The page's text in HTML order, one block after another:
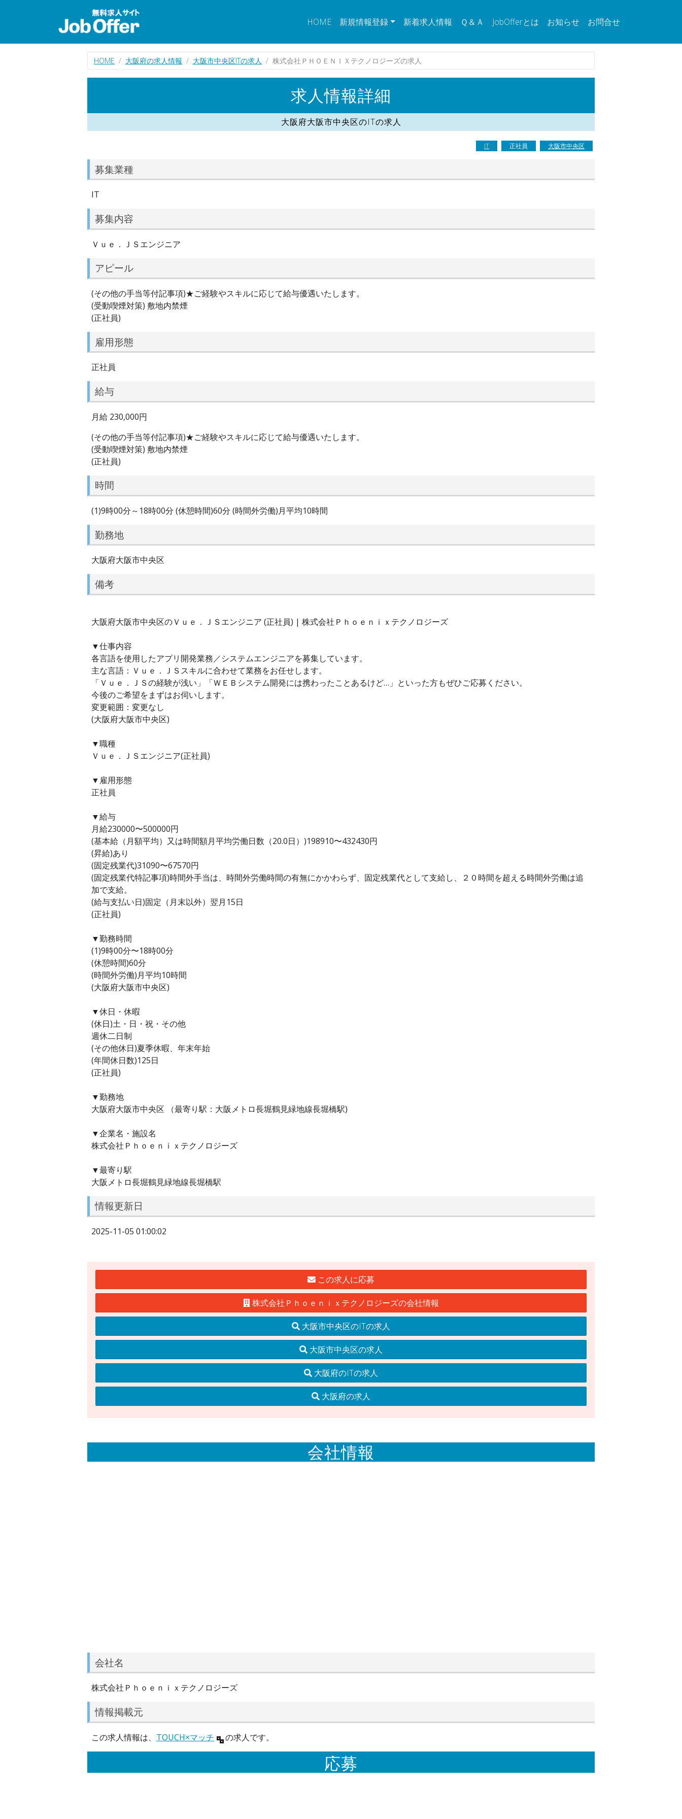
HOME 新規情報登録 新着求人情報 Ｑ＆Ａ JobOfferとは お知らせ お問合せ
HOME 大阪府の求人情報 大阪市中央区ITの求人 株式会社ＰＨＯＥＮＩＸテクノロジーズの求人
求人情報詳細
大阪府大阪市中央区のITの求人
IT 正社員 大阪市中央区
募集業種
IT
募集内容
Ｖｕｅ．ＪＳエンジニア
アピール
(その他の手当等付記事項)★ご経験やスキルに応じて給与優遇いたします。
(受動喫煙対策) 敷地内禁煙
(正社員)
雇用形態
正社員
給与
月給 230,000円
(その他の手当等付記事項)★ご経験やスキルに応じて給与優遇いたします。
(受動喫煙対策) 敷地内禁煙
(正社員)
時間
(1)9時00分～18時00分 (休憩時間)60分 (時間外労働)月平均10時間
勤務地
大阪府大阪市中央区
備考
大阪府大阪市中央区のＶｕｅ．ＪＳエンジニア (正社員) | 株式会社Ｐｈｏｅｎｉｘテクノロジーズ
▼仕事内容
各言語を使用したアプリ開発業務／システムエンジニアを募集しています。
主な言語：Ｖｕｅ．ＪＳスキルに合わせて業務をお任せします。
「Ｖｕｅ．ＪＳの経験が浅い」「ＷＥＢシステム開発には携わったことあるけど…」といった方もぜひご応募ください。
今後のご希望をまずはお伺いします。
変更範囲：変更なし
(大阪府大阪市中央区)
▼職種
Ｖｕｅ．ＪＳエンジニア(正社員)
▼雇用形態
正社員
▼給与
月給230000〜500000円
(基本給（月額平均）又は時間額月平均労働日数（20.0日）)198910〜432430円
(昇給)あり
(固定残業代)31090〜67570円
(固定残業代特記事項)時間外手当は、時間外労働時間の有無にかかわらず、固定残業代として支給し、２０時間を超える時間外労働は追
加で支給。
(給与支払い日)固定（月末以外）翌月15日
(正社員)
▼勤務時間
(1)9時00分〜18時00分
(休憩時間)60分
(時間外労働)月平均10時間
(大阪府大阪市中央区)
▼休日・休暇
(休日)土・日・祝・その他
週休二日制
(その他休日)夏季休暇、年末年始
(年間休日数)125日
(正社員)
▼勤務地
大阪府大阪市中央区 （最寄り駅：大阪メトロ長堀鶴見緑地線長堀橋駅)
▼企業名・施設名
株式会社Ｐｈｏｅｎｉｘテクノロジーズ
▼最寄り駅
大阪メトロ長堀鶴見緑地線長堀橋駅
情報更新日
2025-11-05 01:00:02
この求人に応募
株式会社Ｐｈｏｅｎｉｘテクノロジーズの会社情報
大阪市中央区のITの求人
大阪市中央区の求人
大阪府のITの求人
大阪府の求人
会社情報
会社名
株式会社Ｐｈｏｅｎｉｘテクノロジーズ
情報掲載元
この求人情報は、 TOUCH×マッチ の求人です。
応募